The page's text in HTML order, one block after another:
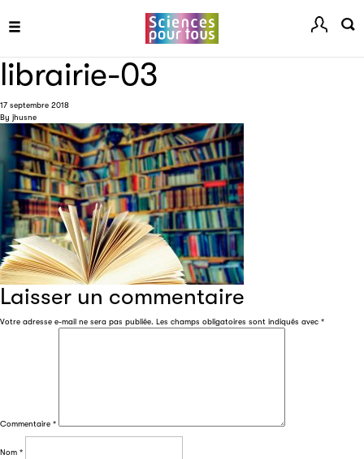
librairie-03
17 septembre 2018
By jhusne
Laisser un commentaire
Votre adresse e-mail ne sera pas publiée. Les champs obligatoires sont indiqués avec *
Commentaire *
Nom *
Les petits champions de la lecture
Le jeu de lecture à voix haute gratuit et ouvert à tous les
enfants de CM1 et de CM2.
Partenaire
Filéas est une plateforme en ligne destinée à l’ensemble